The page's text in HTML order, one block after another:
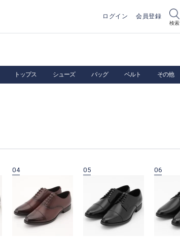
ログイン 会員登録
検索
トップス シューズ バッグ ベルト その他
04 05 06